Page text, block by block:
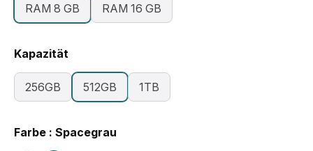
RAM 8 GB RAM 16 GB
Kapazität
256GB 512GB 1TB
Farbe : Spacegrau